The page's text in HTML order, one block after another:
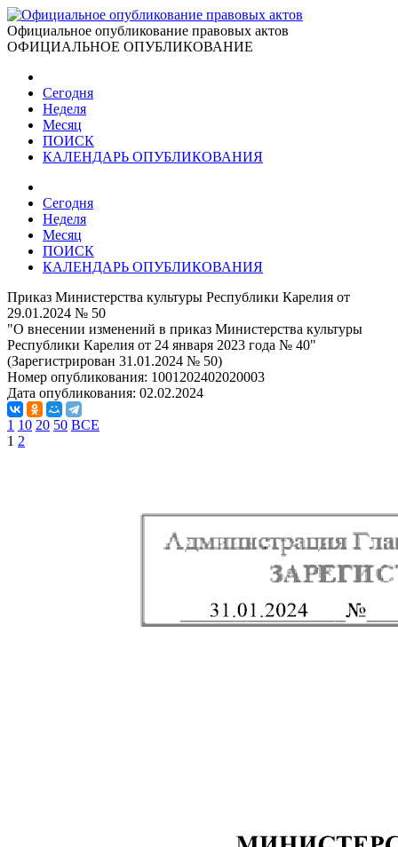
Официальное опубликование правовых актов
ОФИЦИАЛЬНОЕ ОПУБЛИКОВАНИЕ
Сегодня
Неделя
Месяц
ПОИСК
КАЛЕНДАРЬ ОПУБЛИКОВАНИЯ
Сегодня
Неделя
Месяц
ПОИСК
КАЛЕНДАРЬ ОПУБЛИКОВАНИЯ
Приказ Министерства культуры Республики Карелия от
29.01.2024 № 50
"О внесении изменений в приказ Министерства культуры
Республики Карелия от 24 января 2023 года № 40"
(Зарегистрирован 31.01.2024 № 50)
Номер опубликования: 1001202402020003
Дата опубликования: 02.02.2024
1 10 20 50 ВСЕ
1 2